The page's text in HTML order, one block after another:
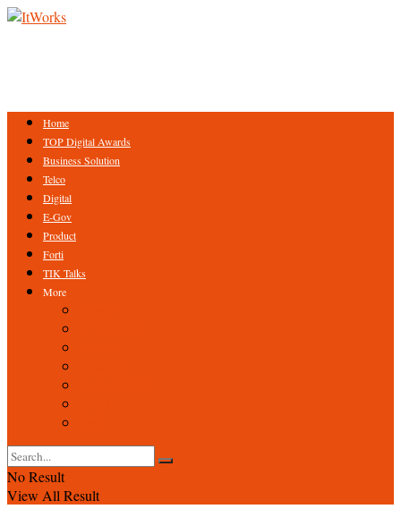
Home
TOP Digital Awards
Business Solution
Telco
Digital
E-Gov
Product
Forti
TIK Talks
More
No Result
View All Result